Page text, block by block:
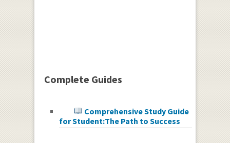
Complete Guides
Comprehensive Study Guide
for Student:The Path to Success